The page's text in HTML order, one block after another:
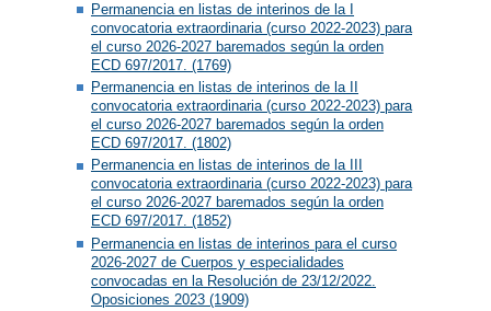
Permanencia en listas de interinos de la I
convocatoria extraordinaria (curso 2022-2023) para
el curso 2026-2027 baremados según la orden
ECD 697/2017. (1769)
Permanencia en listas de interinos de la II
convocatoria extraordinaria (curso 2022-2023) para
el curso 2026-2027 baremados según la orden
ECD 697/2017. (1802)
Permanencia en listas de interinos de la III
convocatoria extraordinaria (curso 2022-2023) para
el curso 2026-2027 baremados según la orden
ECD 697/2017. (1852)
Permanencia en listas de interinos para el curso
2026-2027 de Cuerpos y especialidades
convocadas en la Resolución de 23/12/2022.
Oposiciones 2023 (1909)